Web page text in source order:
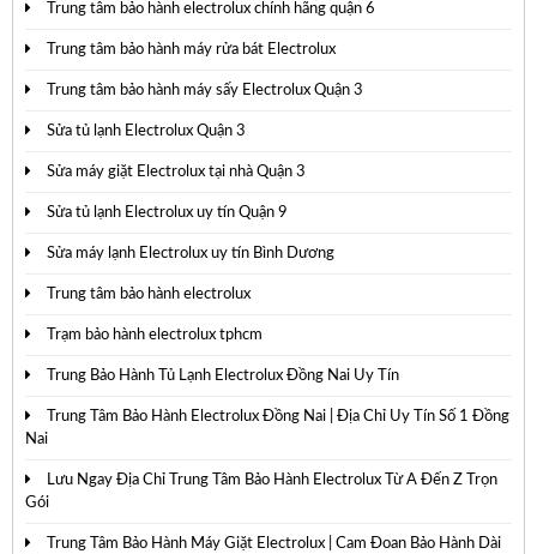
Trung tâm bảo hành electrolux chính hãng quận 6
Trung tâm bảo hành máy rửa bát Electrolux
Trung tâm bảo hành máy sấy Electrolux Quận 3
Sửa tủ lạnh Electrolux Quận 3
Sửa máy giặt Electrolux tại nhà Quận 3
Sửa tủ lạnh Electrolux uy tín Quận 9
Sửa máy lạnh Electrolux uy tín Bình Dương
Trung tâm bảo hành electrolux
Trạm bảo hành electrolux tphcm
Trung Bảo Hành Tủ Lạnh Electrolux Đồng Nai Uy Tín
Trung Tâm Bảo Hành Electrolux Đồng Nai | Địa Chỉ Uy Tín Số 1 Đồng
Nai
Lưu Ngay Địa Chỉ Trung Tâm Bảo Hành Electrolux Từ A Đến Z Trọn
Gói
Trung Tâm Bảo Hành Máy Giặt Electrolux | Cam Đoan Bảo Hành Dài